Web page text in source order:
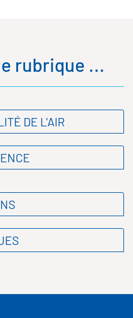
rubrique ...
DE L'AIR